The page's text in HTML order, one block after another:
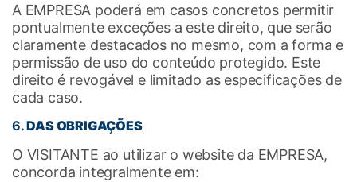
A EMPRESA poderá em casos concretos permitir
pontualmente exceções a este direito, que serão
claramente destacados no mesmo, com a forma e
permissão de uso do conteúdo protegido. Este
direito é revogável e limitado as especificações de
cada caso.
6.DAS OBRIGAÇÕES
O VISITANTE ao utilizar o website da EMPRESA,
concorda integralmente em: